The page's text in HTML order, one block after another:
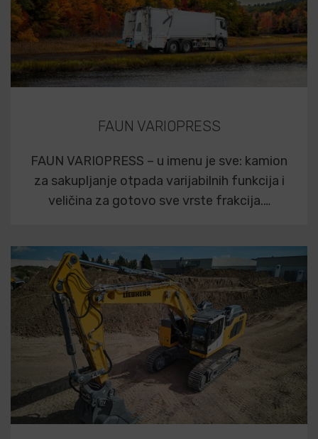
FAUN VARIOPRESS
FAUN VARIOPRESS – u imenu je sve: kamion
za sakupljanje otpada varijabilnih funkcija i
veličina za gotovo sve vrste frakcija.…